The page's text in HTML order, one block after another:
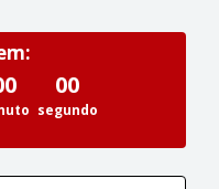
00
segundo